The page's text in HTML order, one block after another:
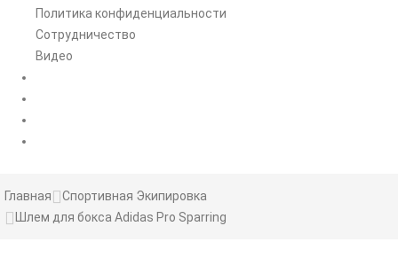
Политика конфиденциальности
Сотрудничество
Видео
Главная
Спортивная Экипировка
Шлем для бокса Adidas Pro Sparring